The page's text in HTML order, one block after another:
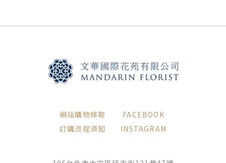
網站購物條款
訂購流程須知
FACEBOOK
INSTAGRAM